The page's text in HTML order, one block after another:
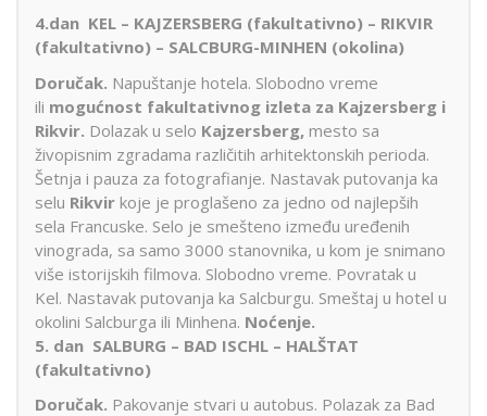
4.dan KEL – KAJZERSBERG (fakultativno) – RIKVIR
(fakultativno) – SALCBURG-MINHEN (okolina)
Doručak. Napuštanje hotela. Slobodno vreme
ili mogućnost fakultativnog izleta za Kajzersberg i
Rikvir. Dolazak u selo Kajzersberg, mesto sa
živopisnim zgradama različitih arhitektonskih perioda.
Šetnja i pauza za fotografianje. Nastavak putovanja ka
selu Rikvir koje je proglašeno za jedno od najlepših
sela Francuske. Selo je smešteno između uređenih
vinograda, sa samo 3000 stanovnika, u kom je snimano
više istorijskih filmova. Slobodno vreme. Povratak u
Kel. Nastavak putovanja ka Salcburgu. Smeštaj u hotel u
okolini Salcburga ili Minhena. Noćenje.
5. dan SALBURG – BAD ISCHL – HALŠTAT
(fakultativno)
Doručak. Pakovanje stvari u autobus. Polazak za Bad